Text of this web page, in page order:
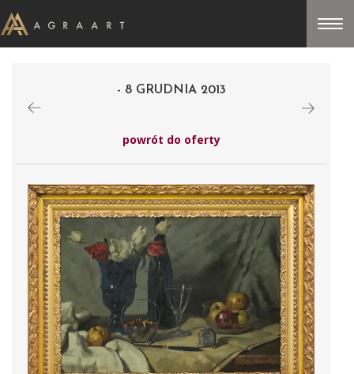
- 8 GRUDNIA 2013
powrót do oferty